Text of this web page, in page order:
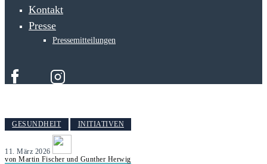
Kontakt
Presse
Pressemitteilungen
GESUNDHEIT INITIATIVEN
11. März 2026
von Martin Fischer und Gunther Herwig